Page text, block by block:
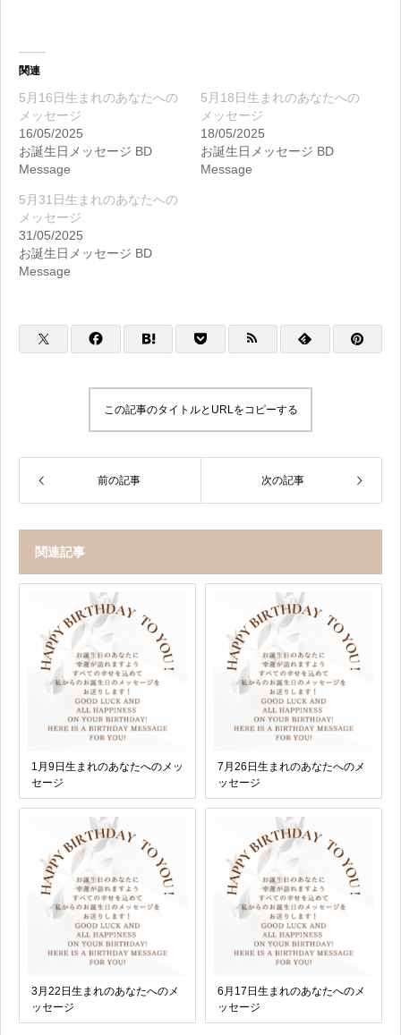
関連
5月16日生まれのあなたへの
メッセージ
16/05/2025
お誕生日メッセージ BD
Message
5月18日生まれのあなたへの
メッセージ
18/05/2025
お誕生日メッセージ BD
Message
5月31日生まれのあなたへの
メッセージ
31/05/2025
お誕生日メッセージ BD
Message
この記事のタイトルとURLをコピーする
前の記事 次の記事
関連記事
1月9日生まれのあなたへのメッ
セージ
7月26日生まれのあなたへのメ
ッセージ
3月22日生まれのあなたへのメ
ッセージ
6月17日生まれのあなたへのメ
ッセージ